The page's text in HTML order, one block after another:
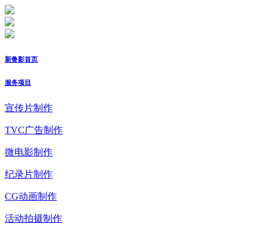
新鲁影首页
服务项目
宣传片制作
TVC广告制作
微电影制作
纪录片制作
CG动画制作
活动拍摄制作